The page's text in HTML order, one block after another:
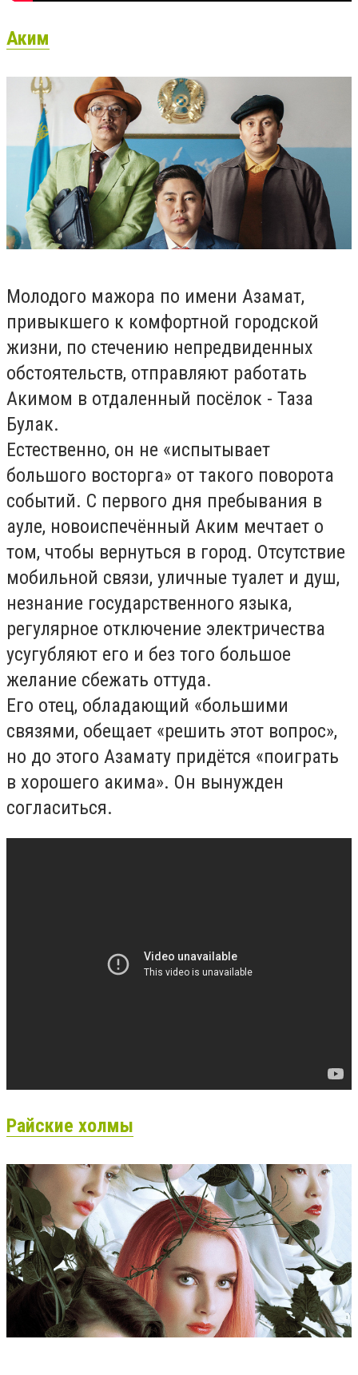
Аким
Молодого мажора по имени Азамат,
привыкшего к комфортной городской
жизни, по стечению непредвиденных
обстоятельств, отправляют работать
Акимом в отдаленный посёлок - Таза
Булак.
Естественно, он не «испытывает
большого восторга» от такого поворота
событий. С первого дня пребывания в
ауле, новоиспечённый Аким мечтает о
том, чтобы вернуться в город. Отсутствие
мобильной связи, уличные туалет и душ,
незнание государственного языка,
регулярное отключение электричества
усугубляют его и без того большое
желание сбежать оттуда.
Его отец, обладающий «большими
связями, обещает «решить этот вопрос»,
но до этого Азамату придётся «поиграть
в хорошего акима». Он вынужден
согласиться.
Райские холмы